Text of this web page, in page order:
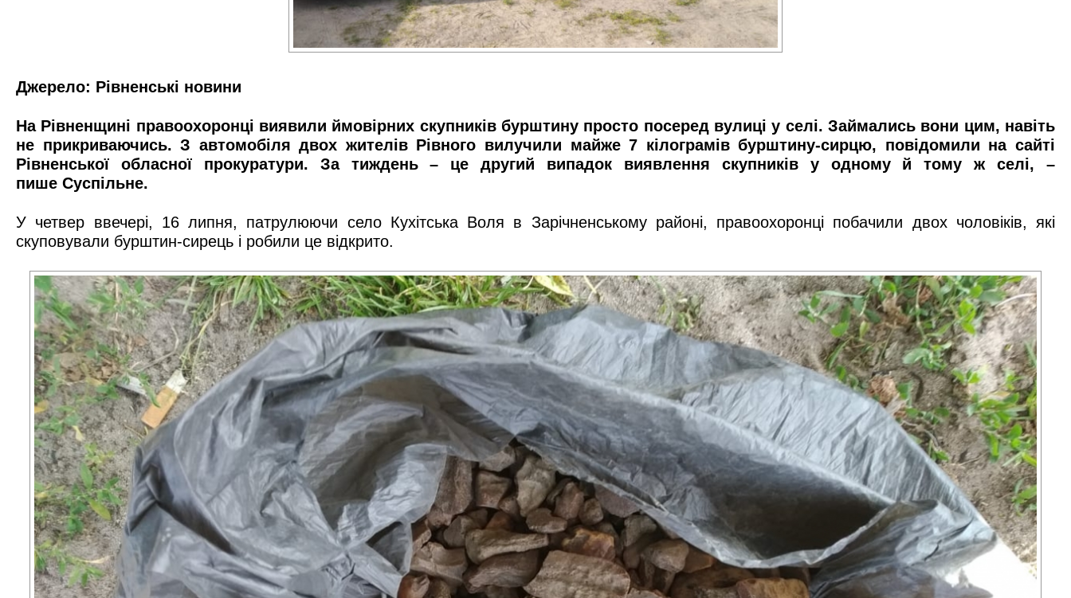
Джерело: Рівненські новини
На Рівненщині правоохоронці виявили ймовірних скупників бурштину просто посеред вулиці у селі. Займались вони цим, навіть
не прикриваючись. З автомобіля двох жителів Рівного вилучили майже 7 кілограмів бурштину-сирцю, повідомили на сайті
Рівненської обласної прокуратури. За тиждень – це другий випадок виявлення скупників у одному й тому ж селі, –
пише Суспільне.
У четвер ввечері, 16 липня, патрулюючи село Кухітська Воля в Зарічненському районі, правоохоронці побачили двох чоловіків, які
скуповували бурштин-сирець і робили це відкрито.